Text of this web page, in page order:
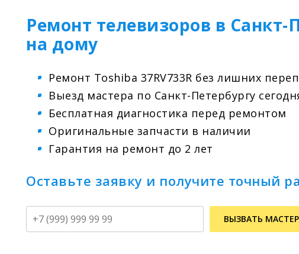
Ремонт телевизоров в Санкт-
на дому
Ремонт Toshiba 37RV733R без лишних
Выезд мастера по Санкт-Петербургу
Бесплатная диагностика перед ремонтом
Оригинальные запчасти в наличии
Гарантия на ремонт до 2 лет
Оставьте заявку и получите точный
ВЫЗВАТЬ